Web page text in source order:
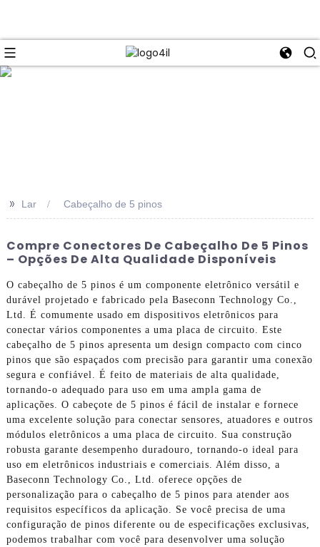
>> Lar Cabeçalho de 5 pinos
Compre Conectores De Cabeçalho De 5 Pinos
– Opções De Alta Qualidade Disponíveis
O cabeçalho de 5 pinos é um componente eletrônico versátil e
durável projetado e fabricado pela Baseconn Technology Co.,
Ltd. É comumente usado em dispositivos eletrônicos para
conectar vários componentes a uma placa de circuito. Este
cabeçalho de 5 pinos apresenta um design compacto com cinco
pinos que são espaçados com precisão para garantir uma conexão
segura e confiável. É feito de materiais de alta qualidade,
tornando-o adequado para uso em uma ampla gama de
aplicações. O cabeçote de 5 pinos é fácil de instalar e fornece
uma excelente solução para conectar sensores, atuadores e outros
módulos eletrônicos a uma placa de circuito. Sua construção
robusta garante desempenho duradouro, tornando-o ideal para
uso em eletrônicos industriais e comerciais. Além disso, a
Baseconn Technology Co., Ltd. oferece opções de
personalização para o cabeçalho de 5 pinos para atender aos
requisitos específicos da aplicação. Se você precisa de uma
configuração de pinos diferente ou de especificações exclusivas,
podemos trabalhar com você para desenvolver uma solução